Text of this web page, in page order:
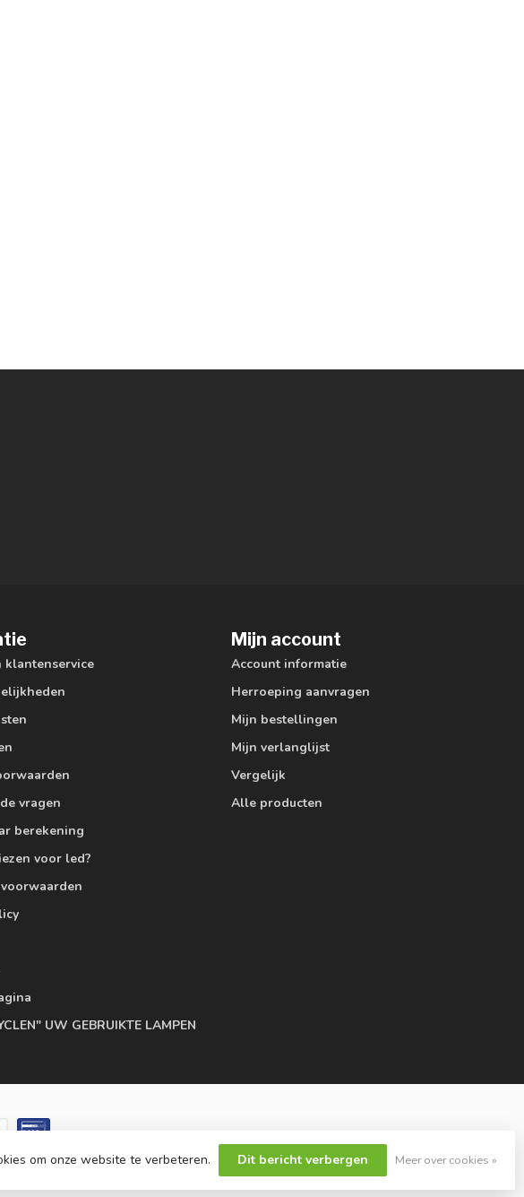
klantenservice
vragen
berekening
voor led?
UW GEBRUIKTE LAMPEN
Mijn account
Account informatie
Herroeping aanvragen
Mijn bestellingen
Mijn verlanglijst
Vergelijk
Alle producten
om onze website te verbeteren. Dit bericht verbergen Meer over cookies »